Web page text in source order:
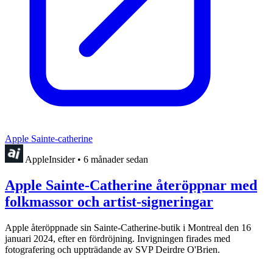
Apple Sainte-catherine
AppleInsider • 6 månader sedan
Apple Sainte-Catherine återöppnar med
folkmassor och artist-signeringar
Apple återöppnade sin Sainte-Catherine-butik i Montreal den 16
januari 2024, efter en fördröjning. Invigningen firades med
fotografering och uppträdande av SVP Deirdre O'Brien.